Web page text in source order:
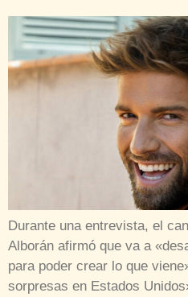
Durante una entrevista, el
Alborán afirmó que va a
para poder crear lo que
sorpresas en Estados